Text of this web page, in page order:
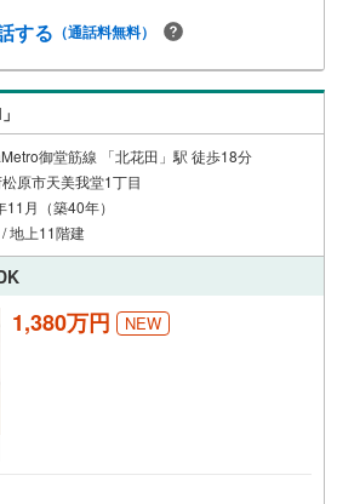
する （通話料無料）
御堂筋線 「北花田」駅 徒歩18分
原市天美我堂1丁目
11月（築40年）
地上11階建
1,380万円 NEW